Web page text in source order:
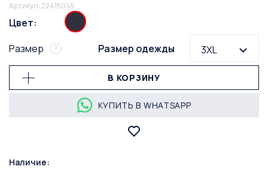
Артикул: 22415045
Цвет:
Размер одежды
3XL
Размер
В КОРЗИНУ
КУПИТЬ В WHATSAPP
Наличие: